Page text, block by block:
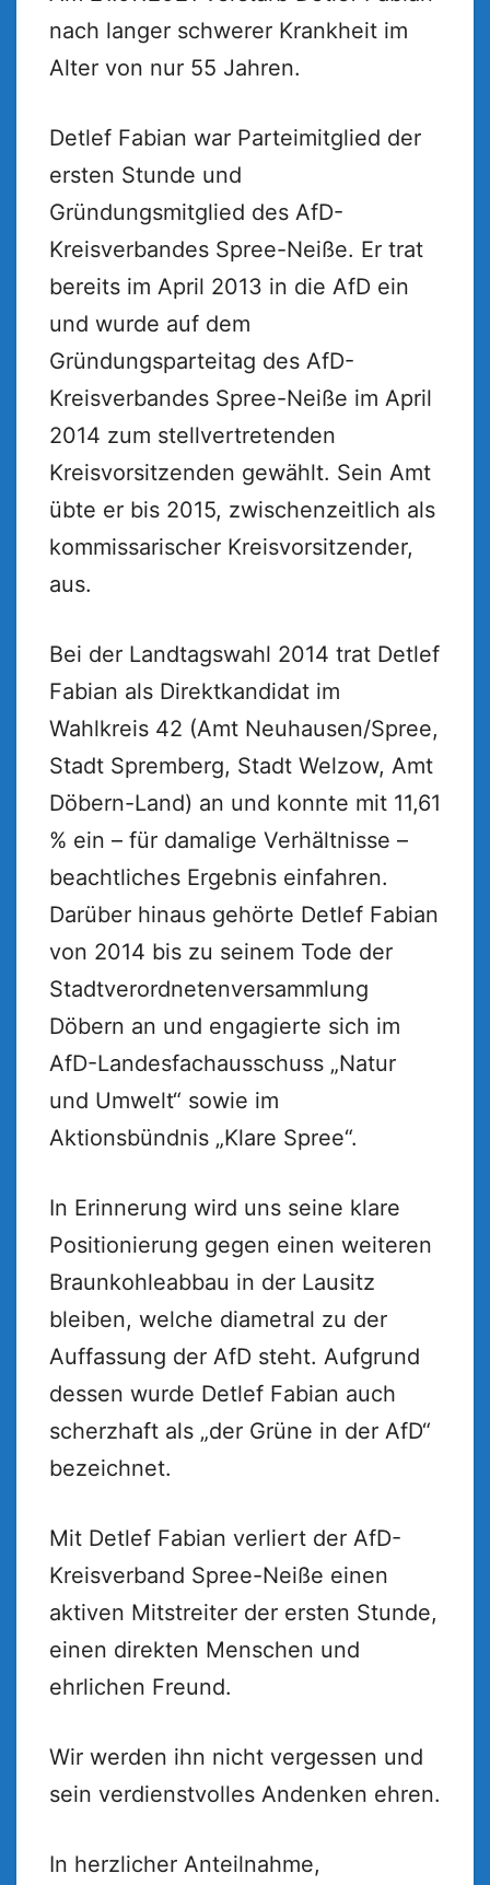
nach langer schwerer Krankheit im
Alter von nur 55 Jahren.
Detlef Fabian war Parteimitglied der
ersten Stunde und
Gründungsmitglied des AfD-
Kreisverbandes Spree-Neiße. Er trat
bereits im April 2013 in die AfD ein
und wurde auf dem
Gründungsparteitag des AfD-
Kreisverbandes Spree-Neiße im April
2014 zum stellvertretenden
Kreisvorsitzenden gewählt. Sein Amt
übte er bis 2015, zwischenzeitlich als
kommissarischer Kreisvorsitzender,
aus.
Bei der Landtagswahl 2014 trat Detlef
Fabian als Direktkandidat im
Wahlkreis 42 (Amt Neuhausen/Spree,
Stadt Spremberg, Stadt Welzow, Amt
Döbern-Land) an und konnte mit 11,61
% ein – für damalige Verhältnisse –
beachtliches Ergebnis einfahren.
Darüber hinaus gehörte Detlef Fabian
von 2014 bis zu seinem Tode der
Stadtverordnetenversammlung
Döbern an und engagierte sich im
AfD-Landesfachausschuss „Natur
und Umwelt“ sowie im
Aktionsbündnis „Klare Spree“.
In Erinnerung wird uns seine klare
Positionierung gegen einen weiteren
Braunkohleabbau in der Lausitz
bleiben, welche diametral zu der
Auffassung der AfD steht. Aufgrund
dessen wurde Detlef Fabian auch
scherzhaft als „der Grüne in der AfD“
bezeichnet.
Mit Detlef Fabian verliert der AfD-
Kreisverband Spree-Neiße einen
aktiven Mitstreiter der ersten Stunde,
einen direkten Menschen und
ehrlichen Freund.
Wir werden ihn nicht vergessen und
sein verdienstvolles Andenken ehren.
In herzlicher Anteilnahme,